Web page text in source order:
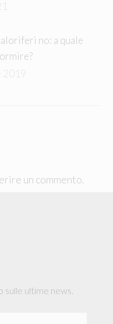
no: a quale
2019
un commento.
ultime news.